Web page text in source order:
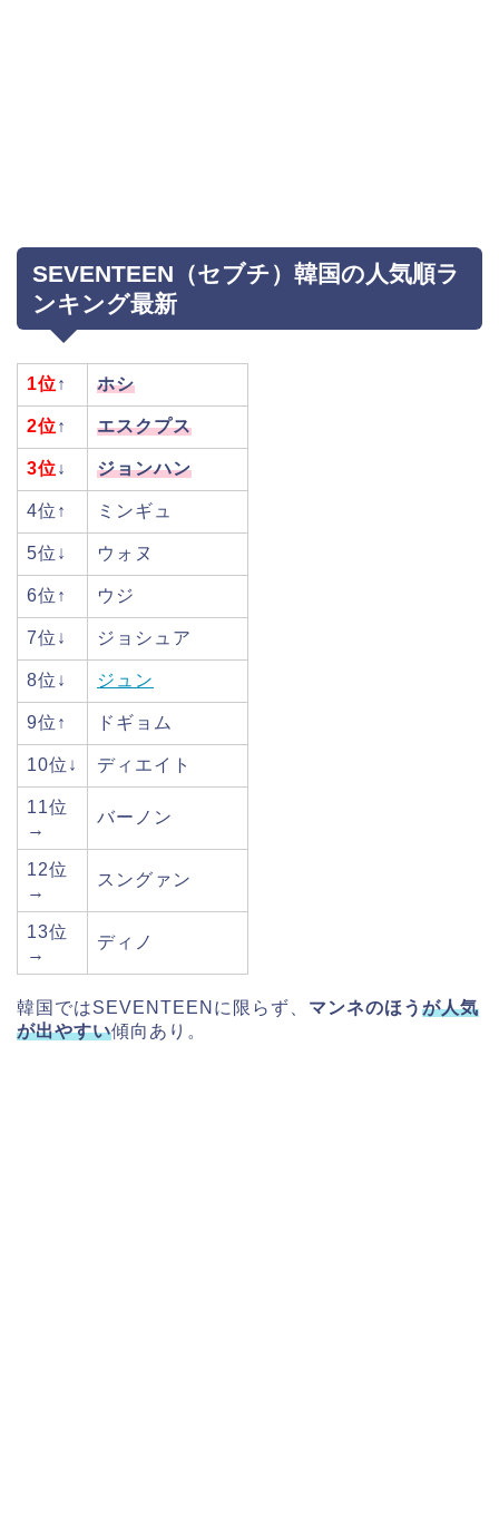
SEVENTEEN（セブチ）韓国の人気順ラ
ンキング最新
1位↑ ホシ
2位↑ エスクプス
3位↓ ジョンハン
4位↑ ミンギュ
5位↓ ウォヌ
6位↑ ウジ
7位↓ ジョシュア
8位↓ ジュン
9位↑ ドギョム
10位↓ ディエイト
11位
→
バーノン
12位
→
スングァン
13位
→
ディノ
韓国ではSEVENTEENに限らず、 マンネのほう が人気
が出やすい傾向あり。